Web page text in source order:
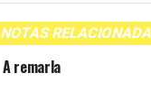
NOTAS
A remarla